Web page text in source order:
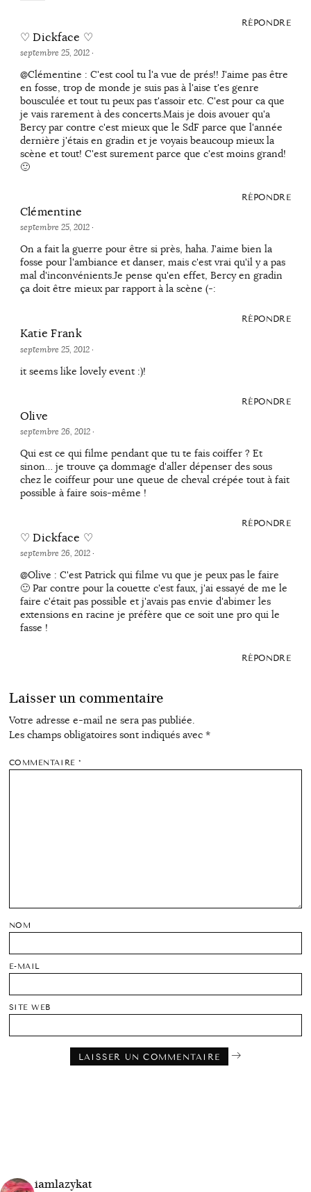
RÉPONDRE
♡ Dickface ♡
septembre 25, 2012·
@Clémentine : C'est cool tu l'a vue de prés!! J'aime pas être
en fosse, trop de monde je suis pas à l'aise t'es genre
bousculée et tout tu peux pas t'assoir etc. C'est pour ca que
je vais rarement à des concerts.Mais je dois avouer qu'a
Bercy par contre c'est mieux que le SdF parce que l'année
dernière j'étais en gradin et je voyais beaucoup mieux la
scène et tout! C'est surement parce que c'est moins grand!
🙂
RÉPONDRE
Clémentine
septembre 25, 2012·
On a fait la guerre pour être si près, haha. J'aime bien la
fosse pour l'ambiance et danser, mais c'est vrai qu'il y a pas
mal d'inconvénients.Je pense qu'en effet, Bercy en gradin
ça doit être mieux par rapport à la scène (-:
RÉPONDRE
Katie Frank
septembre 25, 2012·
it seems like lovely event :)!
RÉPONDRE
Olive
septembre 26, 2012·
Qui est ce qui filme pendant que tu te fais coiffer ? Et
sinon… je trouve ça dommage d'aller dépenser des sous
chez le coiffeur pour une queue de cheval crépée tout à fait
possible à faire sois-même !
RÉPONDRE
♡ Dickface ♡
septembre 26, 2012·
@Olive : C'est Patrick qui filme vu que je peux pas le faire
🙂 Par contre pour la couette c'est faux, j'ai essayé de me le
faire c'était pas possible et j'avais pas envie d'abimer les
extensions en racine je préfère que ce soit une pro qui le
fasse !
RÉPONDRE
Laisser un commentaire
Votre adresse e-mail ne sera pas publiée.
Les champs obligatoires sont indiqués avec *
COMMENTAIRE*
NOM
E-MAIL
SITE WEB
iamlazykat